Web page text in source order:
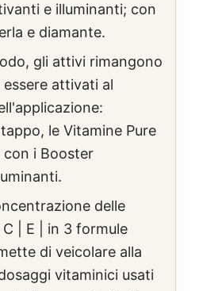
e illuminanti; con
e diamante.
gli attivi rimangono
attivati al
le Vitamine Pure
i Booster
delle
| E | in 3 formule
di veicolare alla
vitaminici usati